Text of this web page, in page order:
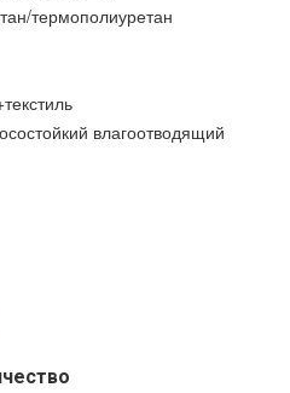
термополиуретан
влагоотводящий